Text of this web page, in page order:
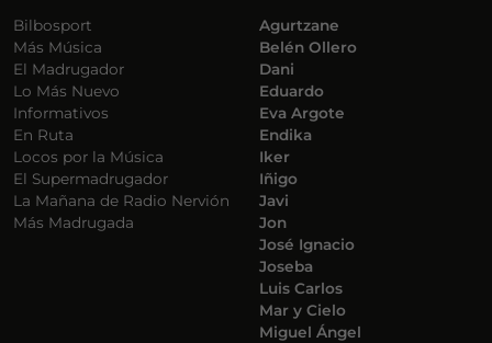
Bilbosport
Más Música
El Madrugador
Lo Más Nuevo
Informativos
En Ruta
Locos por la Música
El Supermadrugador
La Mañana de Radio Nervión
Más Madrugada
Agurtzane
Belén Ollero
Dani
Eduardo
Eva Argote
Endika
Iker
Iñigo
Javi
Jon
José Ignacio
Joseba
Luis Carlos
Mar y Cielo
Miguel Ángel